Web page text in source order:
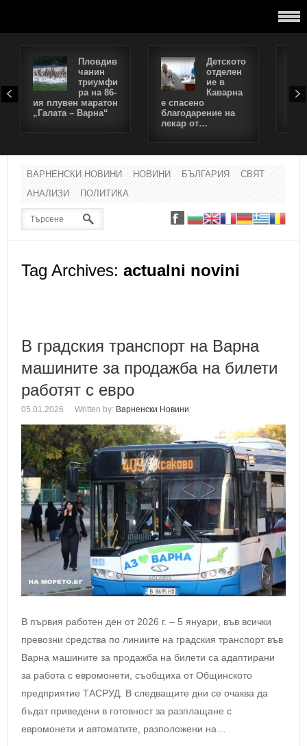
Пловдив
чанин
триумфи
ра на 86-
ия плувен маратон
„Галата – Варна“
Детското
отделен
ие в
Каварна
е спасено
благодарение на
лекар от…
ВАРНЕНСКИ НОВИНИ НОВИНИ БЪЛГАРИЯ
СВЯТ
АНАЛИЗИ
ПОЛИТИКА
Tag Archives: actualni novini
В градския транспорт на Варна
машините за продажба на билети
работят с евро
05.01.2026 Written by: Варненски Новини
В първия работен ден от 2026 г. – 5 януари, във всички
превозни средства по линиите на градския транспорт във
Варна машините за продажба на билети са адаптирани
за работа с евромонети, съобщиха от Общинското
предприятие ТАСРУД. В следващите дни се очаква да
бъдат приведени в готовност за разплащане с
евромонети и автоматите, разположени на…